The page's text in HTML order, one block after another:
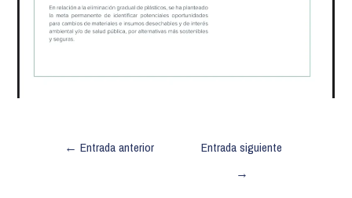
← Entrada anterior
Entrada siguiente
→